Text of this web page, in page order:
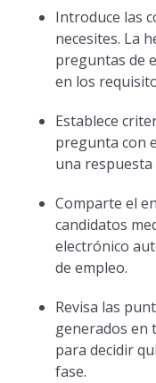
Introduce las
necesites. La
preguntas de
en los
Establece
pregunta con
una respuesta
Comparte el
candidatos
electrónico
de empleo.
Revisa las
generados en
para decidir
fase.